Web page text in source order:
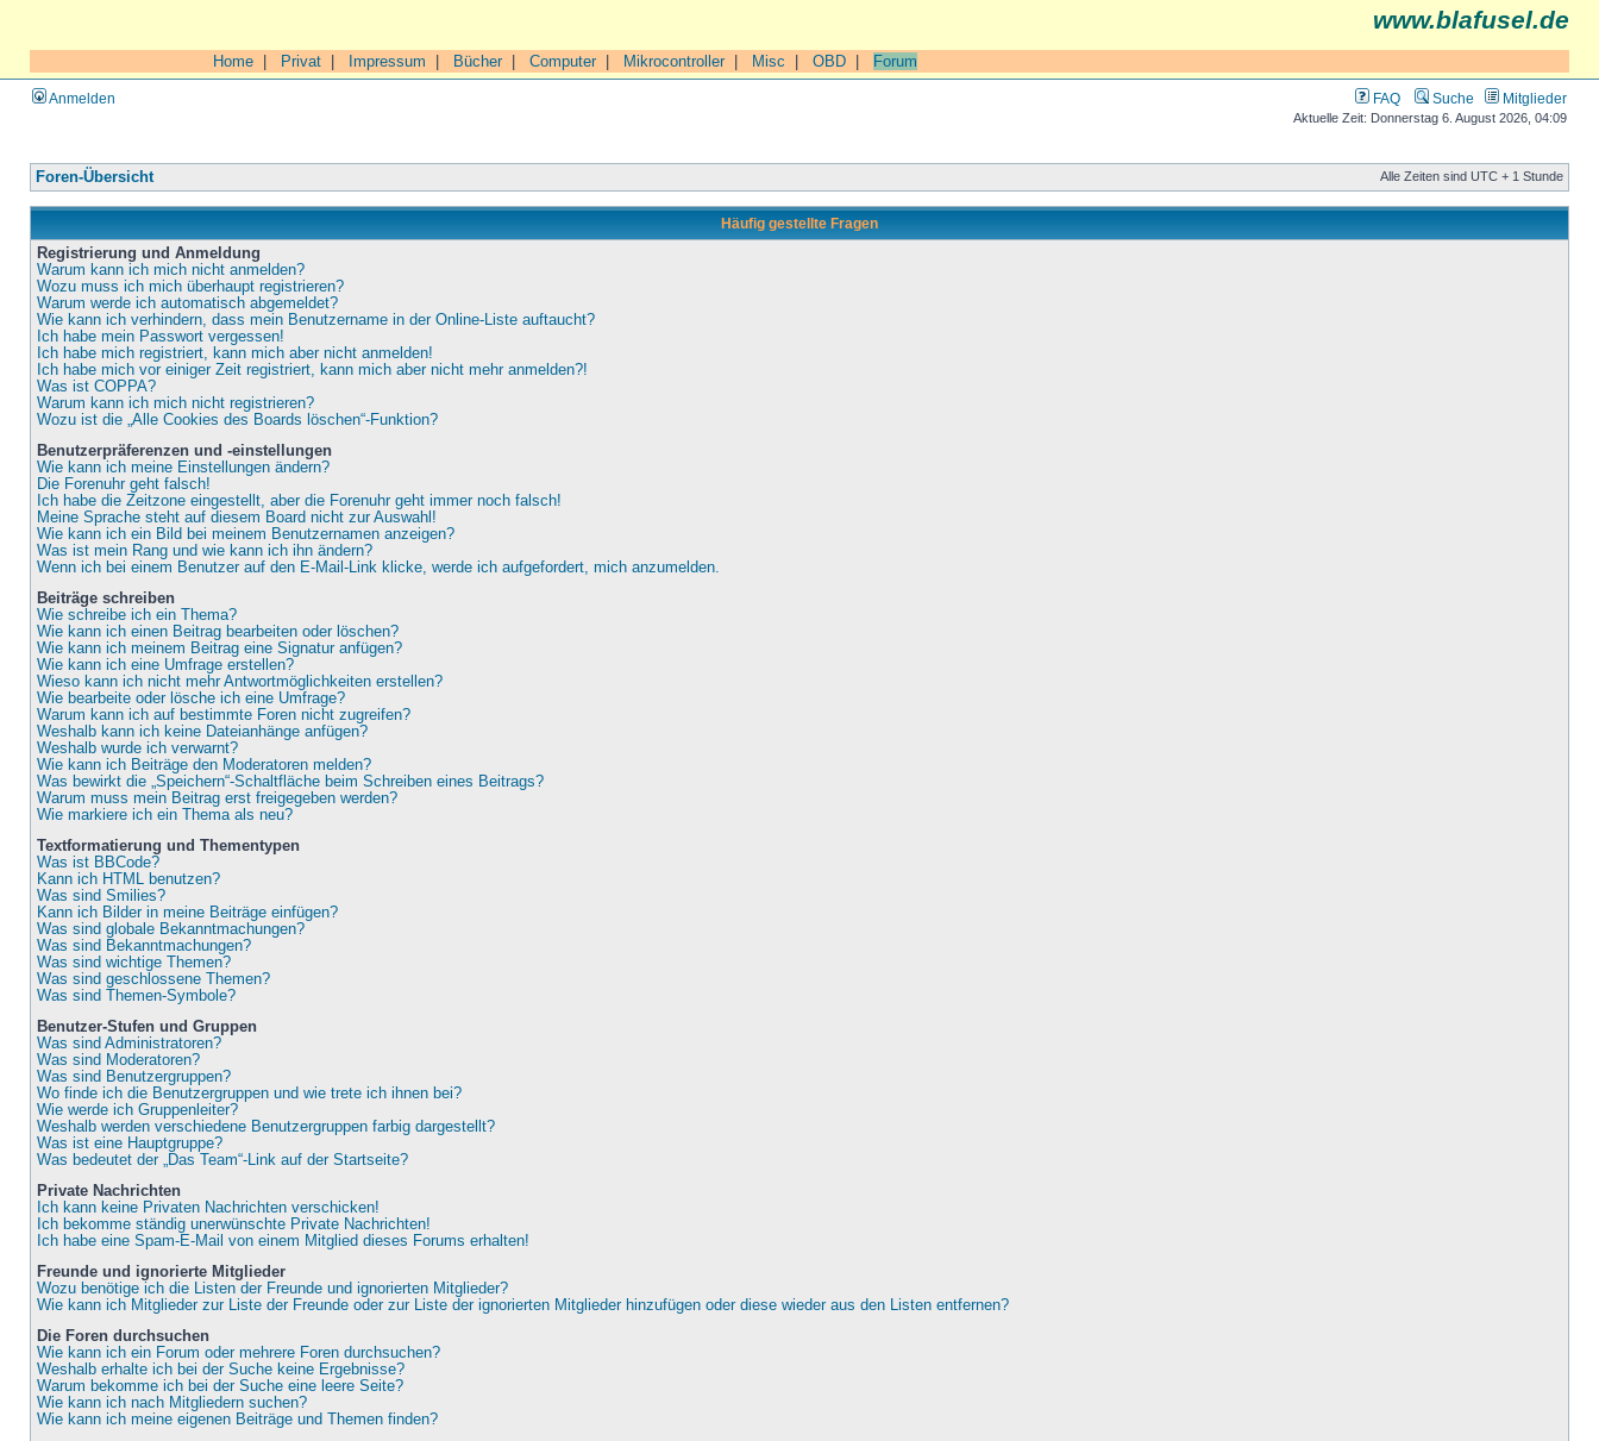
www.blafusel.de
Home Privat Impressum Bücher| Computer| Mikrocontroller| Misc OBD Forum
Anmelden FAQ Suche Mitglieder
Aktuelle Zeit: Donnerstag 6. August 2026, 04:09
Foren-Übersicht Alle Zeiten sind UTC + 1 Stunde
Häufig gestellte Fragen
Registrierung und Anmeldung
Warum kann ich mich nicht anmelden?
Wozu muss ich mich überhaupt registrieren?
Warum werde ich automatisch abgemeldet?
Wie kann ich verhindern, dass mein Benutzername in der Online-Liste auftaucht?
Ich habe mein Passwort vergessen!
Ich habe mich registriert, kann mich aber nicht anmelden!
Ich habe mich vor einiger Zeit registriert, kann mich aber nicht mehr anmelden?!
Was ist COPPA?
Warum kann ich mich nicht registrieren?
Wozu ist die „Alle Cookies des Boards löschen“-Funktion?
Benutzerpräferenzen und -einstellungen
Wie kann ich meine Einstellungen ändern?
Die Forenuhr geht falsch!
Ich habe die Zeitzone eingestellt, aber die Forenuhr geht immer noch falsch!
Meine Sprache steht auf diesem Board nicht zur Auswahl!
Wie kann ich ein Bild bei meinem Benutzernamen anzeigen?
Was ist mein Rang und wie kann ich ihn ändern?
Wenn ich bei einem Benutzer auf den E-Mail-Link klicke, werde ich aufgefordert, mich anzumelden.
Beiträge schreiben
Wie schreibe ich ein Thema?
Wie kann ich einen Beitrag bearbeiten oder löschen?
Wie kann ich meinem Beitrag eine Signatur anfügen?
Wie kann ich eine Umfrage erstellen?
Wieso kann ich nicht mehr Antwortmöglichkeiten erstellen?
Wie bearbeite oder lösche ich eine Umfrage?
Warum kann ich auf bestimmte Foren nicht zugreifen?
Weshalb kann ich keine Dateianhänge anfügen?
Weshalb wurde ich verwarnt?
Wie kann ich Beiträge den Moderatoren melden?
Was bewirkt die „Speichern“-Schaltfläche beim Schreiben eines Beitrags?
Warum muss mein Beitrag erst freigegeben werden?
Wie markiere ich ein Thema als neu?
Textformatierung und Thementypen
Was ist BBCode?
Kann ich HTML benutzen?
Was sind Smilies?
Kann ich Bilder in meine Beiträge einfügen?
Was sind globale Bekanntmachungen?
Was sind Bekanntmachungen?
Was sind wichtige Themen?
Was sind geschlossene Themen?
Was sind Themen-Symbole?
Benutzer-Stufen und Gruppen
Was sind Administratoren?
Was sind Moderatoren?
Was sind Benutzergruppen?
Wo finde ich die Benutzergruppen und wie trete ich ihnen bei?
Wie werde ich Gruppenleiter?
Weshalb werden verschiedene Benutzergruppen farbig dargestellt?
Was ist eine Hauptgruppe?
Was bedeutet der „Das Team“-Link auf der Startseite?
Private Nachrichten
Ich kann keine Privaten Nachrichten verschicken!
Ich bekomme ständig unerwünschte Private Nachrichten!
Ich habe eine Spam-E-Mail von einem Mitglied dieses Forums erhalten!
Freunde und ignorierte Mitglieder
Wozu benötige ich die Listen der Freunde und ignorierten Mitglieder?
Wie kann ich Mitglieder zur Liste der Freunde oder zur Liste der ignorierten Mitglieder hinzufügen oder diese wieder aus den Listen entfernen?
Die Foren durchsuchen
Wie kann ich ein Forum oder mehrere Foren durchsuchen?
Weshalb erhalte ich bei der Suche keine Ergebnisse?
Warum bekomme ich bei der Suche eine leere Seite?
Wie kann ich nach Mitgliedern suchen?
Wie kann ich meine eigenen Beiträge und Themen finden?